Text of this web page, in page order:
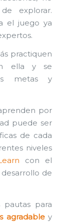
explorar.
el juego ya
practiquen
ella y se
metas y
por
puede ser
de cada
niveles
con el
de
pautas para
agradabley